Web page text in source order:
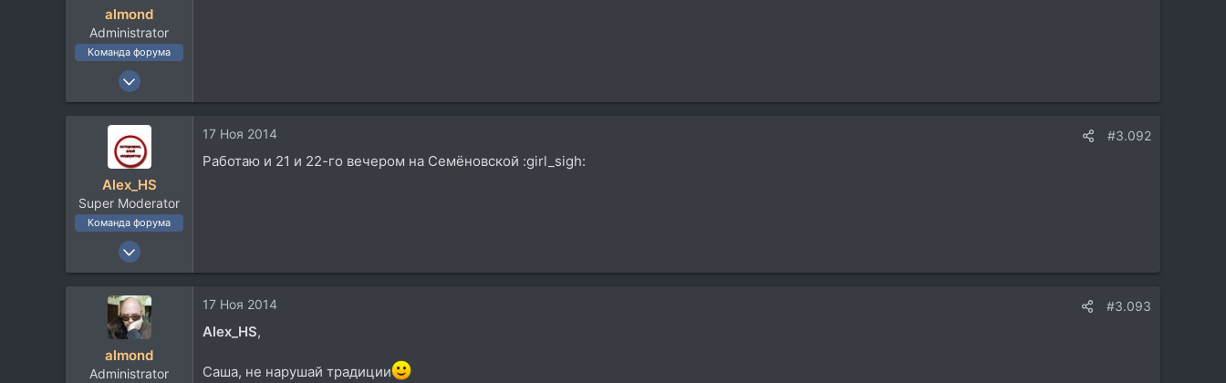
almond
Administrator
Команда форума
22 Окт 2003
Moscow
Alex_HS
Super Moderator
Команда форума
19 Ноя 2002
33.735
Москва
17 Ноя 2014 #3.092
Работаю и 21 и 22-го вечером на Семёновской :girl_sigh:
almond
Administrator
17 Ноя 2014 #3.093
Alex_HS,
Саша, не нарушай традиции